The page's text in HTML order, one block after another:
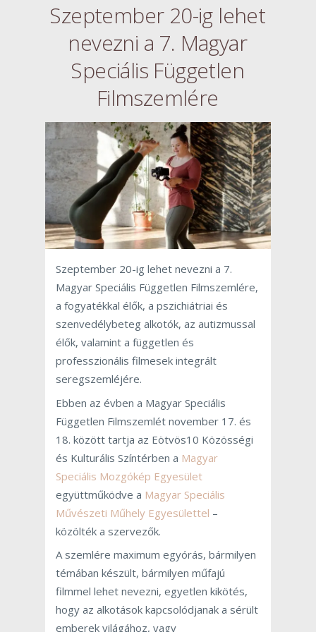
Szeptember 20-ig lehet
nevezni a 7. Magyar
Speciális Független
Filmszemlére
Szeptember 20-ig lehet nevezni a 7.
Magyar Speciális Független Filmszemlére,
a fogyatékkal élők, a pszichiátriai és
szenvedélybeteg alkotók, az autizmussal
élők, valamint a független és
professzionális filmesek integrált
seregszemléjére.
Ebben az évben a Magyar Speciális
Független Filmszemlét november 17. és
18. között tartja az Eötvös10 Közösségi
és Kulturális Színtérben a Magyar
Speciális Mozgókép Egyesület
együttműködve a Magyar Speciális
Művészeti Műhely Egyesülettel –
közölték a szervezők.
A szemlére maximum egyórás, bármilyen
témában készült, bármilyen műfajú
filmmel lehet nevezni, egyetlen kikötés,
hogy az alkotások kapcsolódjanak a sérült
emberek világához, vagy